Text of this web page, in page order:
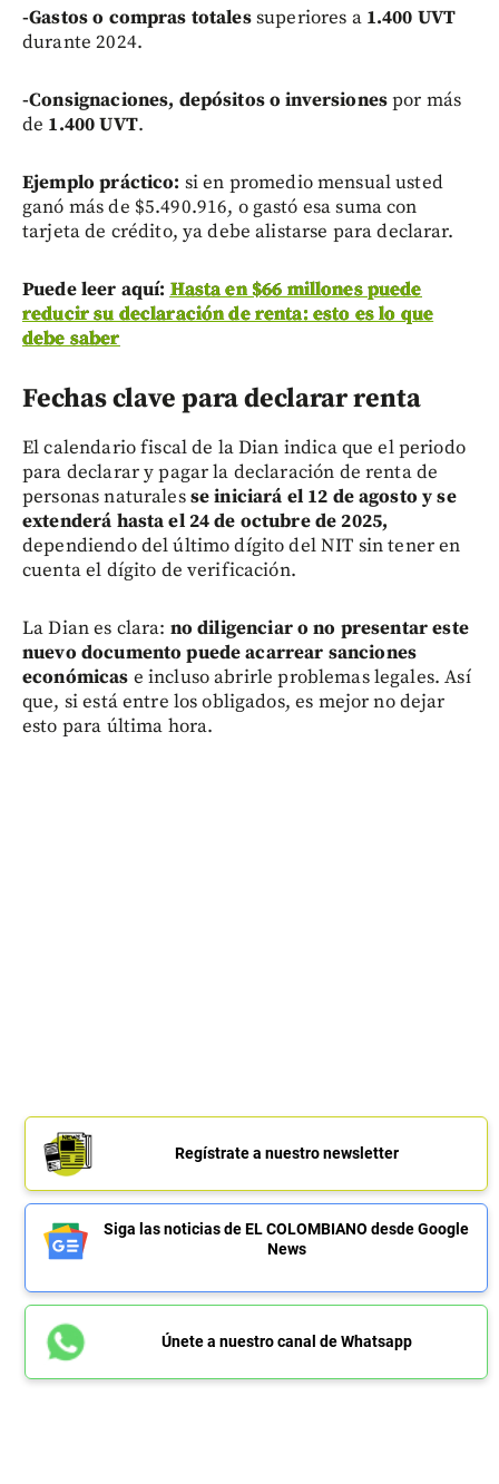
-Gastos o compras totalessuperiores a 1.400 UVT
durante 2024.
-Consignaciones, depósitos o inversionespor más
de 1.400 UVT.
Ejemplo práctico: si en promedio mensual usted
ganó más de $5.490.916, o gastó esa suma con
tarjeta de crédito, ya debe alistarse para declarar.
Puede leer aquí: Hasta en $66 millones puede
reducir su declaración de renta: esto es lo que
debe saber
Fechas clave para declarar renta
El calendario fiscal de la Dian indica que el periodo
para declarar y pagar la declaración de renta de
personas naturalesse iniciará el 12 de agosto y se
extenderá hasta el 24 de octubre de 2025,
dependiendo del último dígito del NIT sin tener en
cuenta el dígito de verificación.
La Dian es clara: no diligenciar o no presentar este
nuevo documento puede acarrear sanciones
económicas e incluso abrirle problemas legales. Así
que, si está entre los obligados, es mejor no dejar
esto para última hora.
Regístrate a nuestro newsletter
Siga las noticias de EL COLOMBIANO desde Google
News
Únete a nuestro canal de Whatsapp